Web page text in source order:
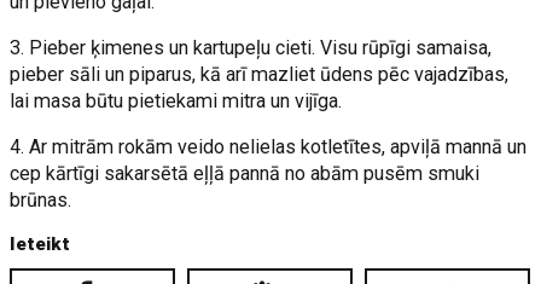
3. Pieber ķimenes un kartupeļu cieti. Visu rūpīgi samaisa,
pieber sāli un piparus, kā arī mazliet ūdens pēc vajadzības,
lai masa būtu pietiekami mitra un vijīga.
4. Ar mitrām rokām veido nelielas kotletītes, apviļā mannā un
cep kārtīgi sakarsētā eļļā pannā no abām pusēm smuki
brūnas.
Ieteikt